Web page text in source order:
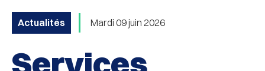
Actualités Mardi 09 juin 2026